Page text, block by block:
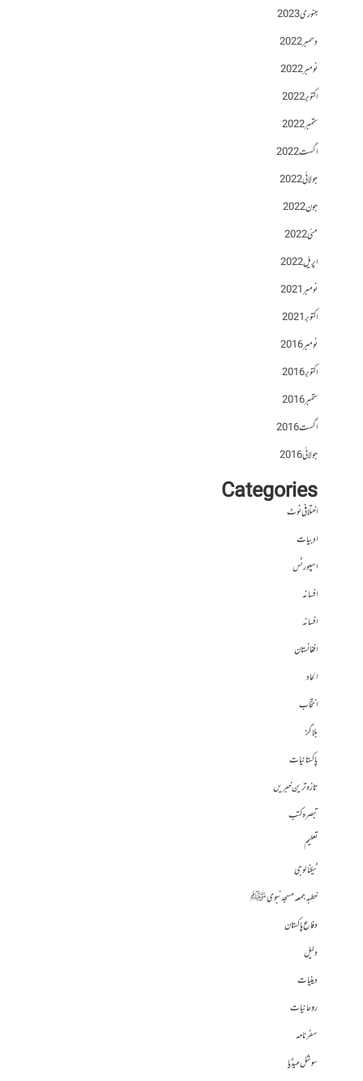
جنوری 2023
دسمبر 2022
نومبر 2022
اکتوبر 2022
ستمبر 2022
اگست 2022
جولائی 2022
جون 2022
مئی 2022
اپریل 2022
نومبر 2021
اکتوبر 2021
نومبر 2016
اکتوبر 2016
ستمبر 2016
اگست 2016
جولائی 2016
Categories
اختلافی نوٹ
ادبیات
اسپورٹس
افسانہ
افسانہ
افغانستان
الحاد
انتخاب
بلاگز
پاکستانیات
تازہ ترین خبریں
تبصرہ کتب
تعلیم
ٹیکنالوجی
خطبہ جمعہ مسجد نبوی ﷺ
دفاع پاکستان
دلیل
دینیات
روحانیات
سفرنامہ
سوشل میڈیا